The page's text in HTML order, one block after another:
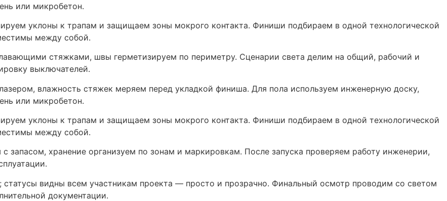
или микробетон.
уклоны к трапам и защищаем зоны мокрого контакта. Финиши подбираем в одной технологической
между собой.
стяжками, швы герметизируем по периметру. Сценарии света делим на общий, рабочий и
выключателей.
влажность стяжек меряем перед укладкой финиша. Для пола используем инженерную доску,
или микробетон.
уклоны к трапам и защищаем зоны мокрого контакта. Финиши подбираем в одной технологической
между собой.
запасом, хранение организуем по зонам и маркировкам. После запуска проверяем работу инженерии,
видны всем участникам проекта — просто и прозрачно. Финальный осмотр проводим со светом
документации.